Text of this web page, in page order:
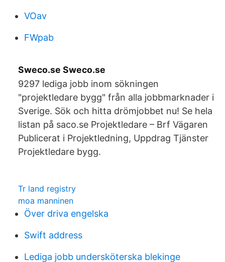
VOav
FWpab
Sweco.se Sweco.se
9297 lediga jobb inom sökningen
"projektledare bygg" från alla jobbmarknader i
Sverige. Sök och hitta drömjobbet nu! Se hela
listan på saco.se Projektledare – Brf Vägaren
Publicerat i Projektledning, Uppdrag Tjänster
Projektledare bygg.
Tr land registry
moa manninen
Över driva engelska
Swift address
Lediga jobb undersköterska blekinge